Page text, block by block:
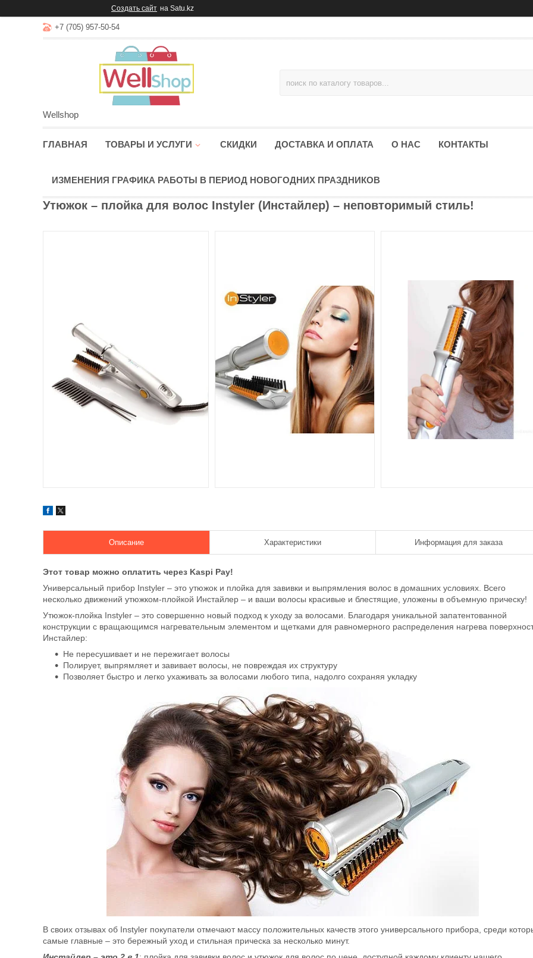
Создать сайт на Satu.kz
+7 (705) 957-50-54
Wellshop
ГЛАВНАЯ ТОВАРЫ И УСЛУГИ СКИДКИ ДОСТАВКА И ОПЛАТА О НАС КОНТАКТЫ
ИЗМЕНЕНИЯ ГРАФИКА РАБОТЫ В ПЕРИОД НОВОГОДНИХ ПРАЗДНИКОВ
Утюжок – плойка для волос Instyler (Инстайлер) – неповторимый стиль!
Описание Характеристики Информация для заказа
Этот товар можно оплатить через Kaspi Pay!
Универсальный прибор Instyler – это утюжок и плойка для завивки и выпрямления волос в домашних условиях. Всего
несколько движений утюжком-плойкой Инстайлер – и ваши волосы красивые и блестящие, уложены в объемную прическу!
Утюжок-плойка Instyler – это совершенно новый подход к уходу за волосами. Благодаря уникальной запатентованной
конструкции с вращающимся нагревательным элементом и щетками для равномерного распределения нагрева
Инстайлер:
Не пересушивает и не пережигает волосы
Полирует, выпрямляет и завивает волосы, не повреждая их структуру
Позволяет быстро и легко ухаживать за волосами любого типа, надолго сохраняя укладку
В своих отзывах об Instyler покупатели отмечают массу положительных качеств этого универсального прибора, среди
самые главные – это бережный уход и стильная прическа за несколько минут.